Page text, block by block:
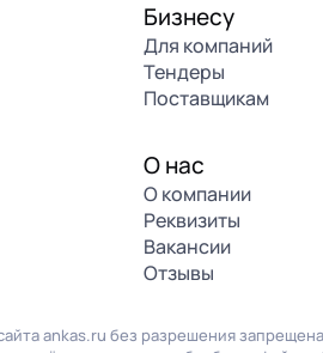
Бизнесу
Для компаний
Тендеры
Поставщикам
О нас
О компании
Реквизиты
Вакансии
Отзывы
ankas.ru без разрешения